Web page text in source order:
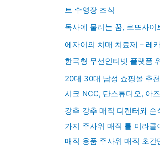
트 수영장 조식
독사에 물리는 꿈, 로또사이
에자이의 치매 치료제 – 레
한국형 무선인터넷 플랫폼
20대 30대 남성 쇼핑몰 추
시크 NCC, 단스튜디오, 아
강추 강추 매직 디켄터와
가지 주사위 매직 툴 미라클
매직 용품 주사위 매직 초간